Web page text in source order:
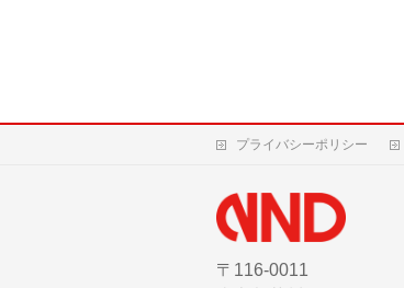
プライバシーポリシー
〒116-0011